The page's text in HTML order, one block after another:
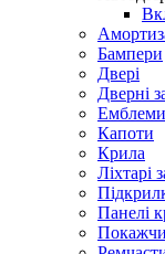
Бампери
Двері
Дверні
Емблеми
Капоти
Крила
Ліхтарі
Панелі